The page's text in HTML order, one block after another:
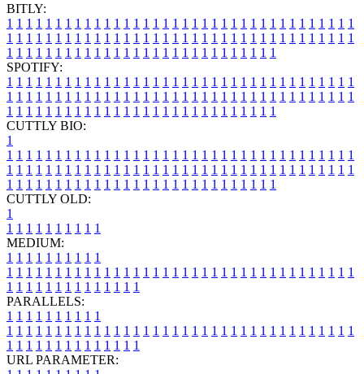
BITLY:
1 1 1 1 1 1 1 1 1 1 1 1 1 1 1 1 1 1 1 1 1 1 1 1 1 1 1 1 1 1 1 1 1 1 1 1
1 1 1 1 1 1 1 1 1 1 1 1 1 1 1 1 1 1 1 1 1 1 1 1 1 1 1 1 1 1 1 1 1 1 1 1
1 1 1 1 1 1 1 1 1 1 1 1 1 1 1 1 1 1 1 1 1 1 1 1 1 1 1 1
SPOTIFY:
1 1 1 1 1 1 1 1 1 1 1 1 1 1 1 1 1 1 1 1 1 1 1 1 1 1 1 1 1 1 1 1 1 1 1 1
1 1 1 1 1 1 1 1 1 1 1 1 1 1 1 1 1 1 1 1 1 1 1 1 1 1 1 1 1 1 1 1 1 1 1 1
1 1 1 1 1 1 1 1 1 1 1 1 1 1 1 1 1 1 1 1 1 1 1 1 1 1 1 1
CUTTLY BIO:
1
1 1 1 1 1 1 1 1 1 1 1 1 1 1 1 1 1 1 1 1 1 1 1 1 1 1 1 1 1 1 1 1 1 1 1 1
1 1 1 1 1 1 1 1 1 1 1 1 1 1 1 1 1 1 1 1 1 1 1 1 1 1 1 1 1 1 1 1 1 1 1 1
1 1 1 1 1 1 1 1 1 1 1 1 1 1 1 1 1 1 1 1 1 1 1 1 1 1 1 1
CUTTLY OLD:
1
1 1 1 1 1 1 1 1 1 1
MEDIUM:
1 1 1 1 1 1 1 1 1 1
1 1 1 1 1 1 1 1 1 1 1 1 1 1 1 1 1 1 1 1 1 1 1 1 1 1 1 1 1 1 1 1 1 1 1 1
1 1 1 1 1 1 1 1 1 1 1 1 1 1
PARALLELS:
1 1 1 1 1 1 1 1 1 1
1 1 1 1 1 1 1 1 1 1 1 1 1 1 1 1 1 1 1 1 1 1 1 1 1 1 1 1 1 1 1 1 1 1 1 1
1 1 1 1 1 1 1 1 1 1 1 1 1 1
URL PARAMETER: